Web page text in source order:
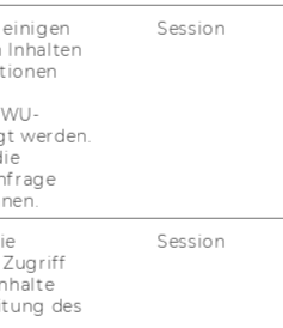
die von der
für Welt­han­
Na­he­ver­
Un­ter­su­chun­
Eh­rungs­richt­li­
ver­ant­wort­
Um­gang
Inhalten
werden.
Session
Zugriff
des
Session